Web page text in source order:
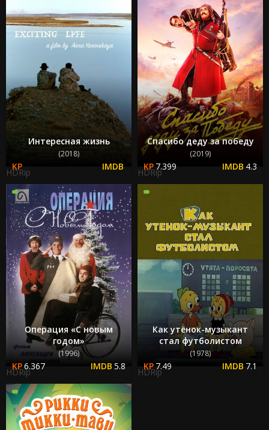
Интересная жизнь
(2018)
HDRip
Спасибо деду за победу
(2019)
7.399 4.3
HDRip
Операция «С новым
годом»
(1996)
6.367 5.8
HDRip
Как утёнок-музыкант
стал футболистом
(1978)
7.49 7.1
HDRip